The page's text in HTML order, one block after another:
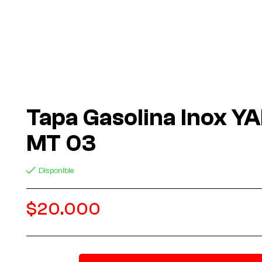
Tapa Gasolina Inox
MT 03
Disponible
$20.000